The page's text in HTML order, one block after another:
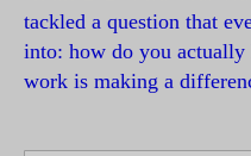
tackled a question that
into: how do you
work is making a